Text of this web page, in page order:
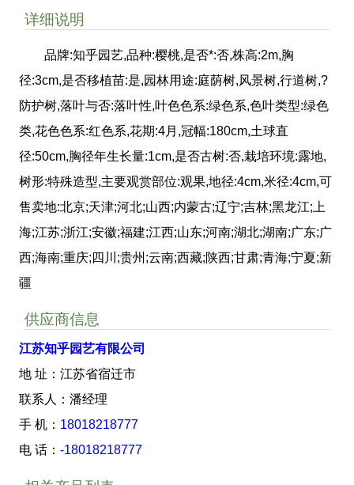
详细说明
品牌:知乎园艺,品种:樱桃,是否*:否,株高:2m,胸
径:3cm,是否移植苗:是,园林用途:庭荫树,风景树,行道树,?
防护树,落叶与否:落叶性,叶色色系:绿色系,色叶类型:绿色
类,花色色系:红色系,花期:4月,冠幅:180cm,土球直
径:50cm,胸径年生长量:1cm,是否古树:否,栽培环境:露地,
树形:特殊造型,主要观赏部位:观果,地径:4cm,米径:4cm,可
售卖地:北京;天津;河北;山西;内蒙古;辽宁;吉林;黑龙江;上
海;江苏;浙江;安徽;福建;江西;山东;河南;湖北;湖南;广东;广
西;海南;重庆;四川;贵州;云南;西藏;陕西;甘肃;青海;宁夏;新
疆
供应商信息
江苏知乎园艺有限公司
地 址：江苏省宿迁市
联系人：潘经理
手 机： 18018218777
电 话： -18018218777